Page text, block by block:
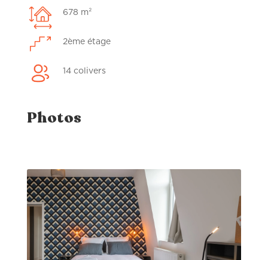
678 m²
2ème étage
14 colivers
Photos